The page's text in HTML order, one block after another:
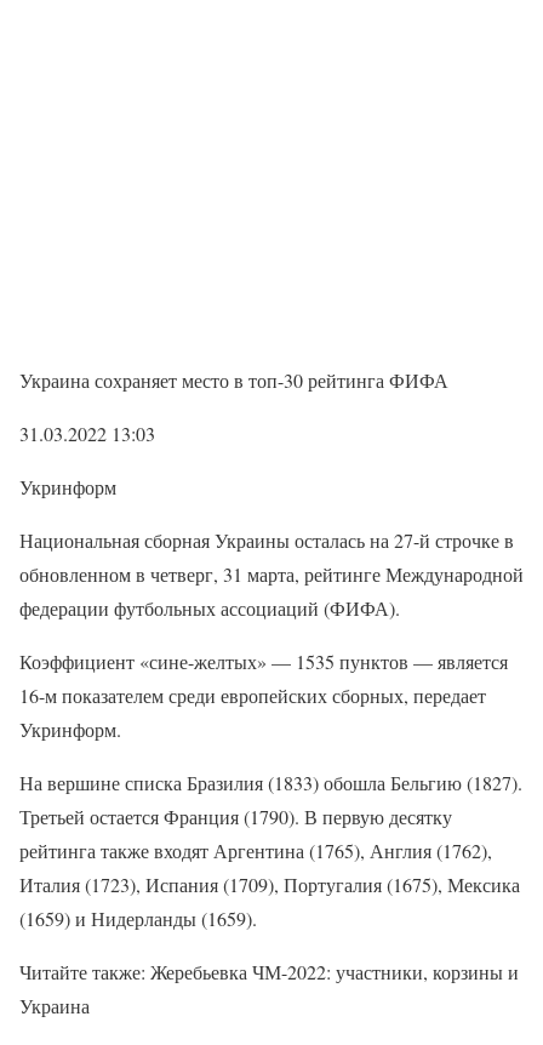
Украина сохраняет место в топ-30 рейтинга ФИФА
31.03.2022 13:03
Укринформ
Национальная сборная Украины осталась на 27-й строчке в
обновленном в четверг, 31 марта, рейтинге Международной
федерации футбольных ассоциаций (ФИФА).
Коэффициент «сине-желтых» — 1535 пунктов — является
16-м показателем среди европейских сборных, передает
Укринформ.
На вершине списка Бразилия (1833) обошла Бельгию (1827).
Третьей остается Франция (1790). В первую десятку
рейтинга также входят Аргентина (1765), Англия (1762),
Италия (1723), Испания (1709), Португалия (1675), Мексика
(1659) и Нидерланды (1659).
Читайте также: Жеребьевка ЧМ-2022: участники, корзины и
Украина